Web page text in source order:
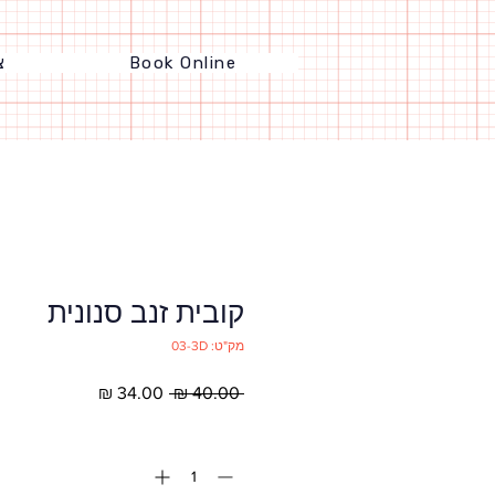
Book Online
קובית זנב סנונית
מק"ט: 03-3D
‏40.00 ‏₪
מחיר